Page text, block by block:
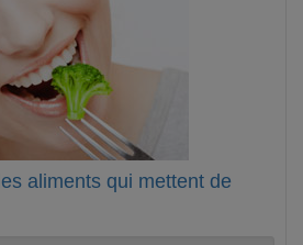
aliments qui mettent de